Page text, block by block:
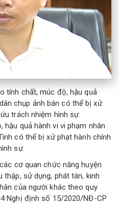
tính chất, múc độ, hậu quả
chụp ảnh bán có thể bị xử
trách nhiệm hình sự.
quả hành vi vi phạm nhân
có thể bị xử phạt hành chính
sự.
cơ quan chức năng huyện
thập, sử dụng, phát tán, kinh
của người khác theo quy
Nghị định số 15/2020/NĐ-CP